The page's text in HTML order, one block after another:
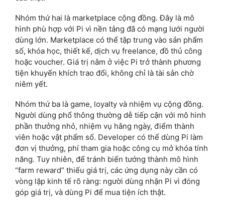
Nhóm thứ hai là marketplace cộng đồng. Đây là mô
hình phù hợp với Pi vì nền tảng đã có mạng lưới người
dùng lớn. Marketplace có thể tập trung vào sản phẩm
số, khóa học, thiết kế, dịch vụ freelance, đồ thủ công
hoặc voucher. Giá trị nằm ở việc Pi trở thành phương
tiện khuyến khích trao đổi, không chỉ là tài sản chờ
niêm yết.
Nhóm thứ ba là game, loyalty và nhiệm vụ cộng đồng.
Người dùng phổ thông thường dễ tiếp cận với mô hình
phần thưởng nhỏ, nhiệm vụ hằng ngày, điểm thành
viên hoặc vật phẩm số. Developer có thể dùng Pi làm
đơn vị thưởng, phí tham gia hoặc công cụ mở khóa tính
năng. Tuy nhiên, để tránh biến tướng thành mô hình
“farm reward” thiếu giá trị, các ứng dụng này cần có
vòng lặp kinh tế rõ ràng: người dùng nhận Pi vì đóng
góp giá trị, và dùng Pi để mua tiện ích thật.